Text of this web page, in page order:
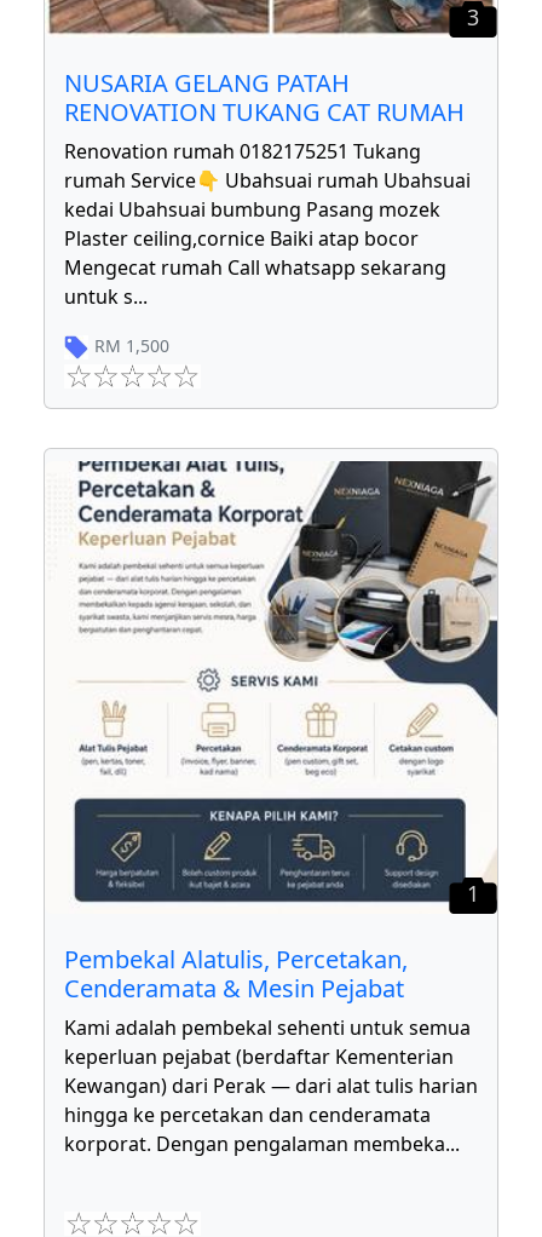
3
NUSARIA GELANG PATAH
RENOVATION TUKANG CAT RUMAH
Renovation rumah 0182175251 Tukang
rumah Service👇 Ubahsuai rumah Ubahsuai
kedai Ubahsuai bumbung Pasang mozek
Plaster ceiling,cornice Baiki atap bocor
Mengecat rumah Call whatsapp sekarang
untuk s...
RM 1,500
1
Pembekal Alatulis, Percetakan,
Cenderamata & Mesin Pejabat
Kami adalah pembekal sehenti untuk semua
keperluan pejabat (berdaftar Kementerian
Kewangan) dari Perak — dari alat tulis harian
hingga ke percetakan dan cenderamata
korporat. Dengan pengalaman membeka...